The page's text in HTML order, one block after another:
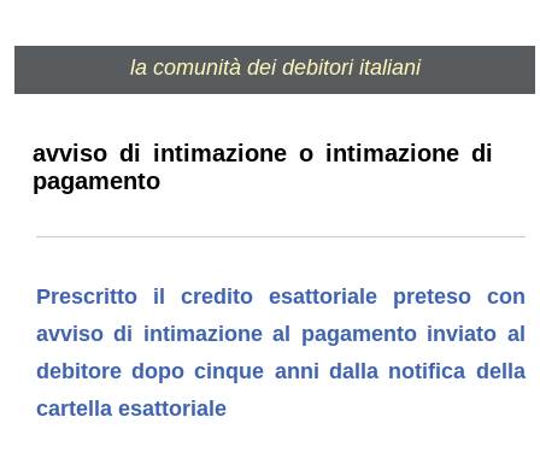
la comunità dei debitori italiani
avviso di intimazione o intimazione di
pagamento
Prescritto il credito esattoriale preteso con
avviso di intimazione al pagamento inviato al
debitore dopo cinque anni dalla notifica della
cartella esattoriale